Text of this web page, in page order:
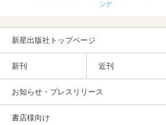
ング
新星出版社トップページ
新刊 近刊
お知らせ・プレスリリース
書店様向け